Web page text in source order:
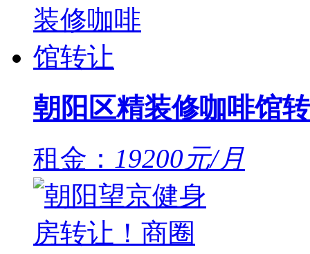
朝阳区精装修咖啡馆
租金： 19200元/月